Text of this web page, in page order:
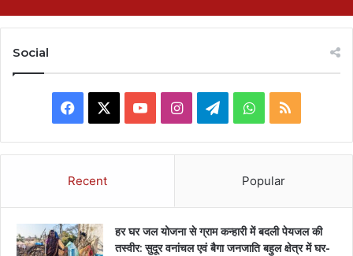
Social
Facebook YouTubeInstagramTelegramWhatsApp
RSS
Recent Popular
हर घर जल योजना से ग्राम कन्हारी में बदली पेयजल की
तस्वीर: सुदूर वनांचल एवं बैगा जनजाति बहुल क्षेत्र में घर-